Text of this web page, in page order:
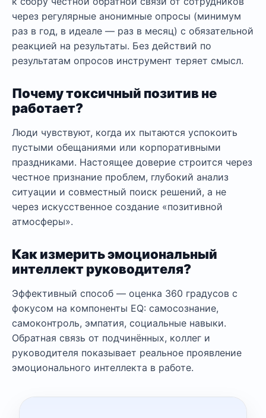
через регулярные анонимные опросы (минимум
раз в год, в идеале — раз в месяц) с обязательной
реакцией на результаты. Без действий по
результатам опросов инструмент теряет смысл.
Почему токсичный позитив не
работает?
Люди чувствуют, когда их пытаются успокоить
пустыми обещаниями или корпоративными
праздниками. Настоящее доверие строится через
честное признание проблем, глубокий анализ
ситуации и совместный поиск решений, а не
через искусственное создание «позитивной
атмосферы».
Как измерить эмоциональный
интеллект руководителя?
Эффективный способ — оценка 360 градусов с
фокусом на компоненты EQ: самосознание,
самоконтроль, эмпатия, социальные навыки.
Обратная связь от подчинённых, коллег и
руководителя показывает реальное проявление
эмоционального интеллекта в работе.